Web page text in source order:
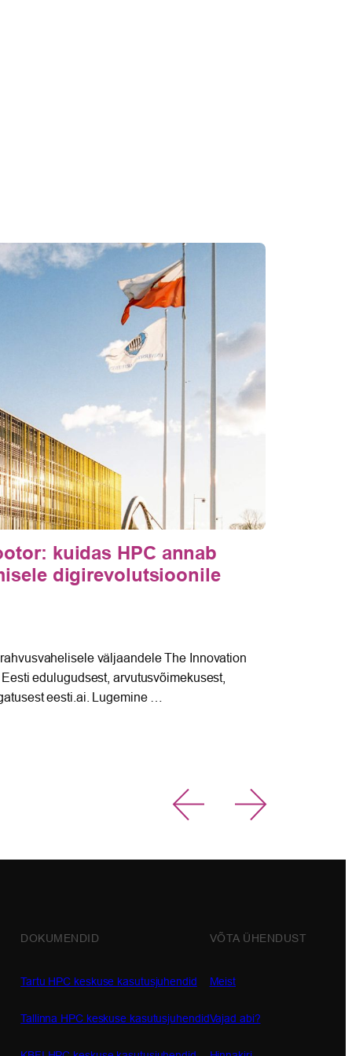
kuidas HPC annab
digirevolutsioonile
väljaandele The Innovation
edulugudsest, arvutusvõimekusest,
eesti.ai. Lugemine …
DOKUMENDID
Tartu HPC keskuse kasutusjuhendid
Tallinna HPC keskuse kasutusjuhendid
VÕTA ÜHENDUST
Meist
Vajad abi?